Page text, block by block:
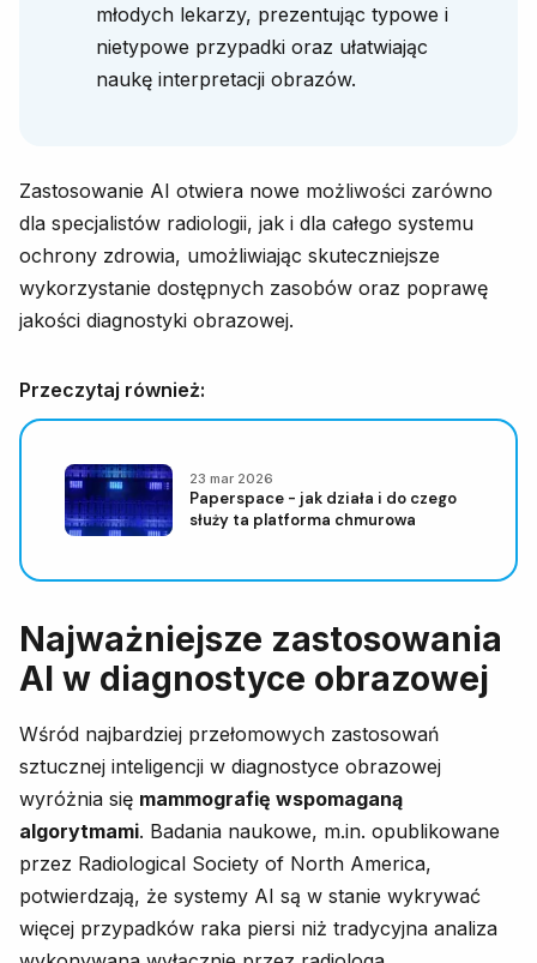
młodych lekarzy, prezentując typowe i
nietypowe przypadki oraz ułatwiając
naukę interpretacji obrazów.
Zastosowanie AI otwiera nowe możliwości zarówno
dla specjalistów radiologii, jak i dla całego systemu
ochrony zdrowia, umożliwiając skuteczniejsze
wykorzystanie dostępnych zasobów oraz poprawę
jakości diagnostyki obrazowej.
Przeczytaj również:
23 mar 2026
Paperspace - jak działa i do czego
służy ta platforma chmurowa
Najważniejsze zastosowania
AI w diagnostyce obrazowej
Wśród najbardziej przełomowych zastosowań
sztucznej inteligencji w diagnostyce obrazowej
wyróżnia się mammografię wspomaganą
algorytmami. Badania naukowe, m.in. opublikowane
przez Radiological Society of North America,
potwierdzają, że systemy AI są w stanie wykrywać
więcej przypadków raka piersi niż tradycyjna analiza